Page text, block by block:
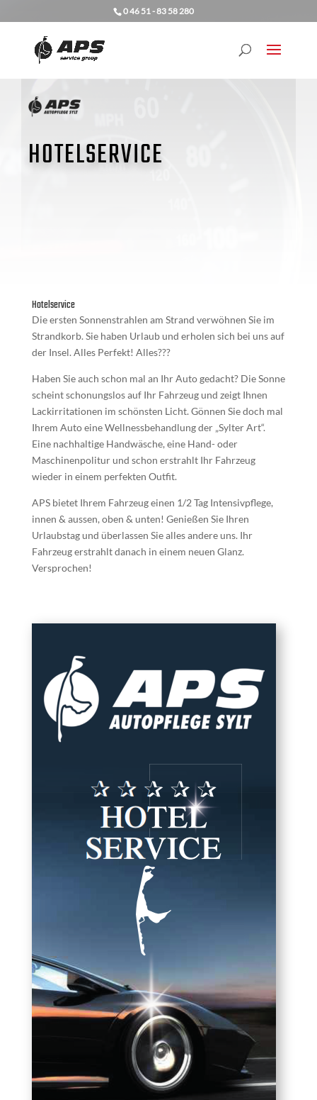
0 46 51 - 83 58 280
HOTELSERVICE
Hotelservice
Die ersten Sonnenstrahlen am Strand verwöhnen Sie im
Strandkorb. Sie haben Urlaub und erholen sich bei uns auf
der Insel. Alles Perfekt! Alles???
Haben Sie auch schon mal an Ihr Auto gedacht? Die Sonne
scheint schonungslos auf Ihr Fahrzeug und zeigt Ihnen
Lackirritationen im schönsten Licht. Gönnen Sie doch mal
Ihrem Auto eine Wellnessbehandlung der „Sylter Art“.
Eine nachhaltige Handwäsche, eine Hand- oder
Maschinenpolitur und schon erstrahlt Ihr Fahrzeug
wieder in einem perfekten Outfit.
APS bietet Ihrem Fahrzeug einen 1/2 Tag Intensivpflege,
innen & aussen, oben & unten! Genießen Sie Ihren
Urlaubstag und überlassen Sie alles andere uns. Ihr
Fahrzeug erstrahlt danach in einem neuen Glanz.
Versprochen!